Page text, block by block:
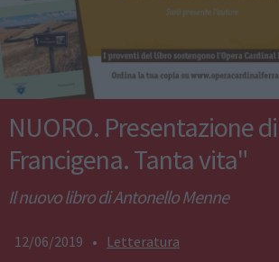
NUORO. Presentazione
Francigena. Tanta vita"
Il nuovo libro di Antonello Menne
12/06/2019 • Letteratura